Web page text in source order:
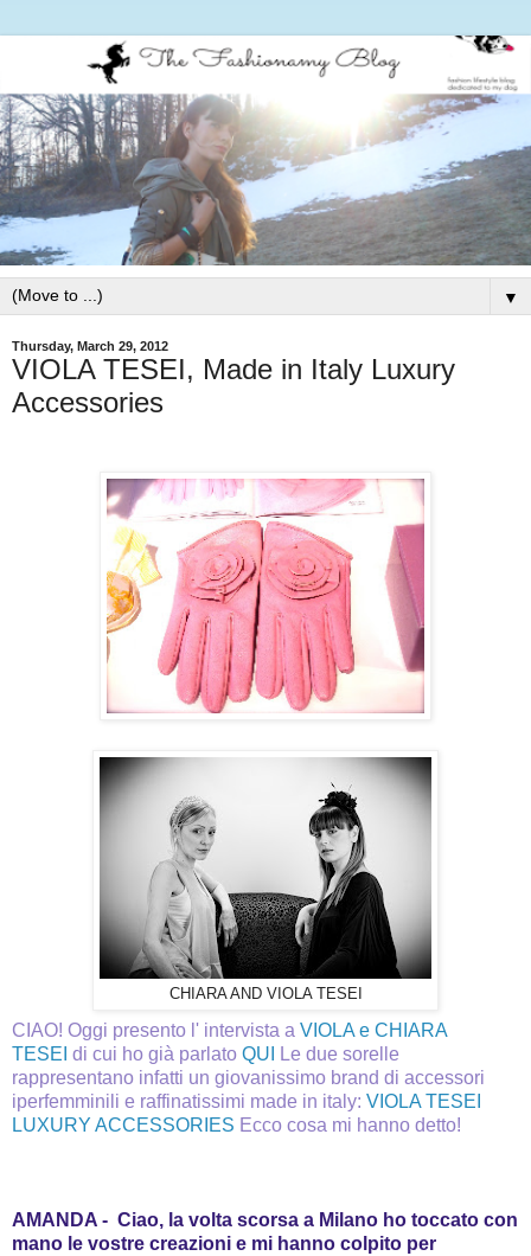
▼
Thursday, March 29, 2012
VIOLA TESEI, Made in Italy Luxury
Accessories
CHIARA AND VIOLA TESEI
CIAO! Oggi presento l' intervista a VIOLA e CHIARA
TESEI di cui ho già parlato QUI
Le due sorelle
rappresentano infatti un giovanissimo brand di accessori
iperfemminili e raffinatissimi made in italy: VIOLA TESEI
LUXURY ACCESSORIES Ecco cosa mi hanno detto!
AMANDA - Ciao, la volta scorsa a Milano ho toccato con
mano le vostre creazioni e mi hanno colpito per